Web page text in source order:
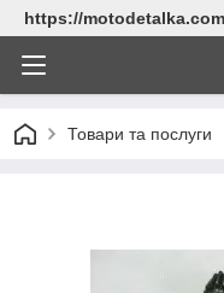
https://
Товари та послуги